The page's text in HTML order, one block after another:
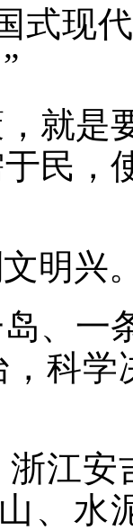
现代
是要
民，
明兴
一条
科学
安吉
、水